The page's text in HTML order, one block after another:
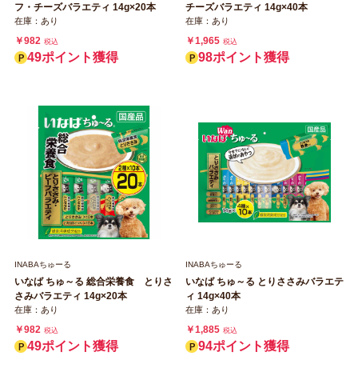
フ・チーズバラエティ 14g×20本
在庫：あり
￥982 税込
49ポイント獲得
チーズバラエティ 14g×40本
在庫：あり
￥1,965 税込
98ポイント獲得
INABAちゅーる
いなば ちゅ～る 総合栄養食 とりさ
さみバラエティ 14g×20本
在庫：あり
￥982 税込
49ポイント獲得
INABAちゅーる
いなば ちゅ～る とりささみバラエテ
ィ 14g×40本
在庫：あり
￥1,885 税込
94ポイント獲得